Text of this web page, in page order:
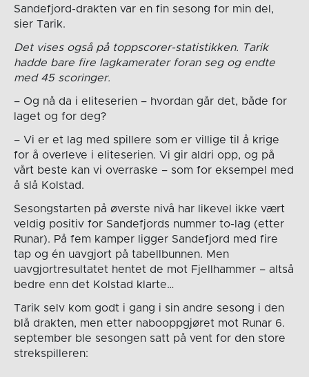
Sandefjord-drakten var en fin sesong for min del,
sier Tarik.
Det vises også på toppscorer-statistikken. Tarik
hadde bare fire lagkamerater foran seg og endte
med 45 scoringer.
– Og nå da i eliteserien – hvordan går det, både for
laget og for deg?
– Vi er et lag med spillere som er villige til å krige
for å overleve i eliteserien. Vi gir aldri opp, og på
vårt beste kan vi overraske – som for eksempel med
å slå Kolstad.
Sesongstarten på øverste nivå har likevel ikke vært
veldig positiv for Sandefjords nummer to-lag (etter
Runar). På fem kamper ligger Sandefjord med fire
tap og én uavgjort på tabellbunnen. Men
uavgjortresultatet hentet de mot Fjellhammer – altså
bedre enn det Kolstad klarte…
Tarik selv kom godt i gang i sin andre sesong i den
blå drakten, men etter nabooppgjøret mot Runar 6.
september ble sesongen satt på vent for den store
strekspilleren: